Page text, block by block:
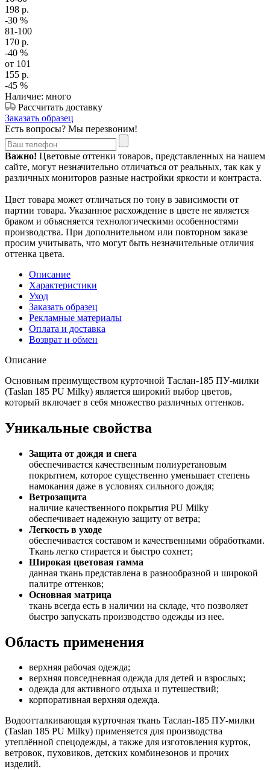
198 р.
-30 %
81-100
170 р.
-40 %
от 101
155 р.
-45 %
Наличие: много
Рассчитать доставку
Заказать образец
Есть вопросы? Мы перезвоним!
Важно! Цветовые оттенки товаров, представленных на нашем
сайте, могут незначительно отличаться от реальных, так как у
различных мониторов разные настройки яркости и контраста.
Цвет товара может отличаться по тону в зависимости от
партии товара. Указанное расхождение в цвете не является
браком и объясняется технологическими особенностями
производства. При дополнительном или повторном заказе
просим учитывать, что могут быть незначительные отличия
оттенка цвета.
Описание
Характеристики
Уход
Заказать образец
Рекламные материалы
Оплата и доставка
Возврат и обмен
Описание
Основным преимуществом курточной Таслан-185 ПУ-милки
(Taslan 185 PU Milky) является широкий выбор цветов,
который включает в себя множество различных оттенков.
Уникальные свойства
Защита от дождя и снега
обеспечивается качественным полиуретановым
покрытием, которое существенно уменьшает степень
намокания даже в условиях сильного дождя;
Ветрозащита
наличие качественного покрытия PU Milky
обеспечивает надежную защиту от ветра;
Легкость в уходе
обеспечивается составом и качественными обработками.
Ткань легко стирается и быстро сохнет;
Широкая цветовая гамма
данная ткань представлена в разнообразной и широкой
палитре оттенков;
Основная матрица
ткань всегда есть в наличии на складе, что позволяет
быстро запускать производство одежды из нее.
Область применения
верхняя рабочая одежда;
верхняя повседневная одежда для детей и взрослых;
одежда для активного отдыха и путешествий;
корпоративная верхняя одежда.
Водоотталкивающая курточная ткань Таслан-185 ПУ-милки
(Taslan 185 PU Milky) применяется для производства
утеплённой спецодежды, а также для изготовления курток,
ветровок, пуховиков, детских комбинезонов и прочих
изделий.